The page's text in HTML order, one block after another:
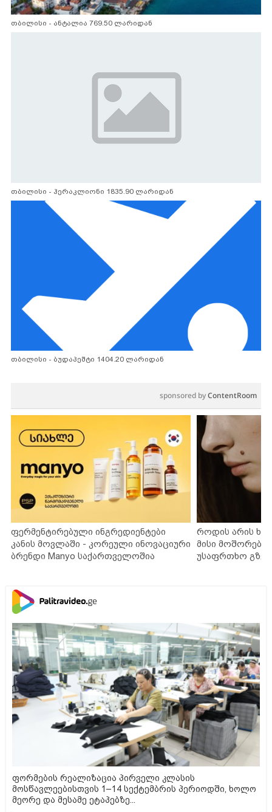
თბილისი - ანტალია 769.50 ლარიდან
თბილისი - ჰერაკლიონი 1835.90 ლარიდან
თბილისი - ბუდაპეშტი 1404.20 ლარიდან
sponsored byContentRoom
ფერმენტირებული ინგრედიენტები
კანის მოვლაში - კორეული ინოვაციური
ბრენდი Manyo საქართველოშია
როდის არის
მისი
უსაფრთხო
ფორმების რეალიზაცია პირველი კლასის
მოსწავლეებისთვის 1–14 სექტემბრის პერიოდში, ხოლო
მეორე და მესამე ეტაპებზე...